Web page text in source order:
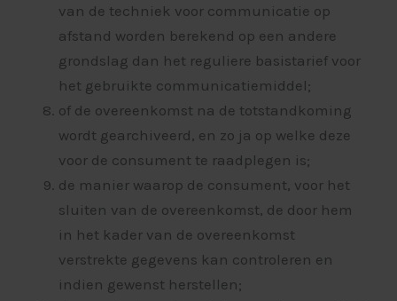
van de techniek voor communicatie op
afstand worden berekend op een andere
grondslag dan het reguliere basistarief voor
het gebruikte communicatiemiddel;
of de overeenkomst na de totstandkoming
wordt gearchiveerd, en zo ja op welke deze
voor de consument te raadplegen is;
de manier waarop de consument, voor het
sluiten van de overeenkomst, de door hem
in het kader van de overeenkomst
verstrekte gegevens kan controleren en
indien gewenst herstellen;